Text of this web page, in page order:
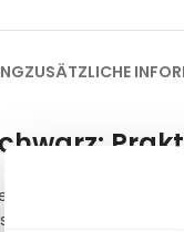
ZUSÄTZLICHE
von